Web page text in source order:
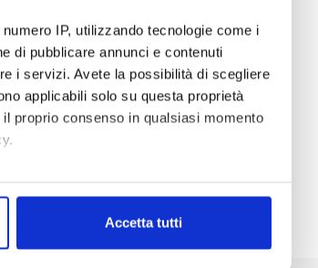
IP, utilizzando tecnologie come i
di pubblicare annunci e contenuti
i servizi. Avete la possibilità di scegliere
applicabili solo su questa proprietà
proprio consenso in qualsiasi momento
specifiche (impronte
Accetta tutti